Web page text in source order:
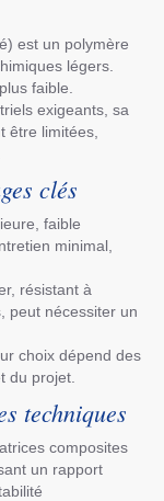
est un polymère
légers.
faible.
exigeants, sa
être limitées,
clés
faible
minimal,
résistant à
peut nécessiter un
choix dépend des
du projet.
techniques
composites
un rapport